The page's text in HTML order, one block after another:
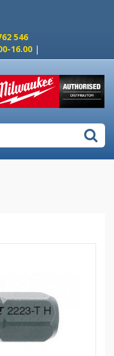
546
16.00 |